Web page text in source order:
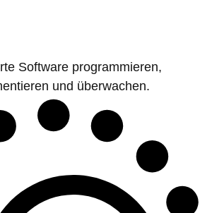
Software programmieren,
und überwachen.